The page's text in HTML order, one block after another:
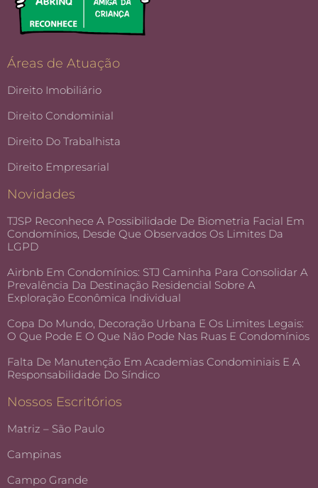
Áreas de Atuação
Direito Imobiliário
Direito Condominial
Direito Do Trabalhista
Direito Empresarial
Novidades
TJSP Reconhece A Possibilidade De Biometria Facial Em
Condomínios, Desde Que Observados Os Limites Da
LGPD
Airbnb Em Condomínios: STJ Caminha Para Consolidar A
Prevalência Da Destinação Residencial Sobre A
Exploração Econômica Individual
Copa Do Mundo, Decoração Urbana E Os Limites Legais:
O Que Pode E O Que Não Pode Nas Ruas E Condomínios
Falta De Manutenção Em Academias Condominiais E A
Responsabilidade Do Síndico
Nossos Escritórios
Matriz – São Paulo
Campinas
Campo Grande